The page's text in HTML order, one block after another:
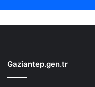
Gaziantep.gen.tr